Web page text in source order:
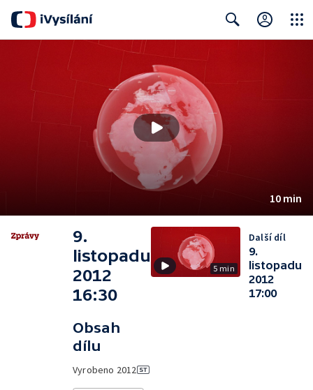
10 min
9.
listopadu
2012
16:30
Obsah
dílu
Vyrobeno 2012
5 min
Další díl
9.
listopadu
2012
17:00